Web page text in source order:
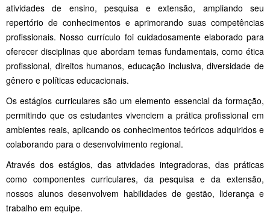
atividades de ensino, pesquisa e extensão, ampliando seu
repertório de conhecimentos e aprimorando suas competências
profissionais. Nosso currículo foi cuidadosamente elaborado para
oferecer disciplinas que abordam temas fundamentais, como ética
profissional, direitos humanos, educação inclusiva, diversidade de
gênero e políticas educacionais.
Os estágios curriculares são um elemento essencial da formação,
permitindo que os estudantes vivenciem a prática profissional em
ambientes reais, aplicando os conhecimentos teóricos adquiridos e
colaborando para o desenvolvimento regional.
Através dos estágios, das atividades integradoras, das práticas
como componentes curriculares, da pesquisa e da extensão,
nossos alunos desenvolvem habilidades de gestão, liderança e
trabalho em equipe.